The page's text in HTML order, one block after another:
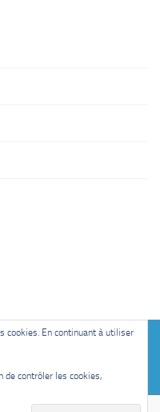
parThème Hueman
cookies. En continuant à utiliser
de contrôler les cookies,